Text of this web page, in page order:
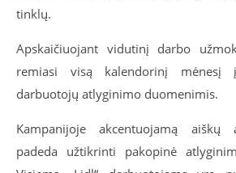
tinklų.
Apskaičiuojant vidutinį darbo
remiasi visą kalendorinį mėnesį
darbuotojų atlyginimo duomenimis.
Kampanijoje akcentuojamą aiškų
padeda užtikrinti pakopinė